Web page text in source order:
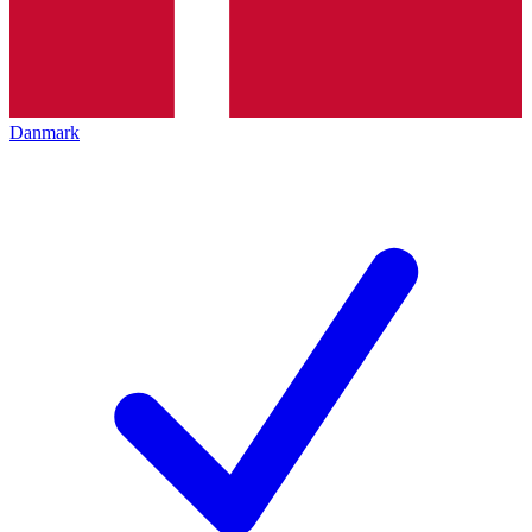
Danmark